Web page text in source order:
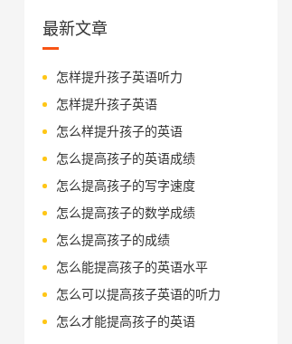
最新文章
怎样提升孩子英语听力
怎样提升孩子英语
怎么样提升孩子的英语
怎么提高孩子的英语成绩
怎么提高孩子的写字速度
怎么提高孩子的数学成绩
怎么提高孩子的成绩
怎么能提高孩子的英语水平
怎么可以提高孩子英语的听力
怎么才能提高孩子的英语